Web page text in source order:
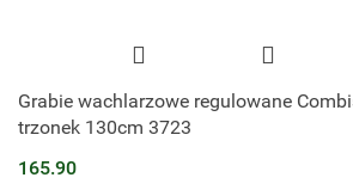
Grabie wachlarzowe regulowane
trzonek 130cm 3723
165.90